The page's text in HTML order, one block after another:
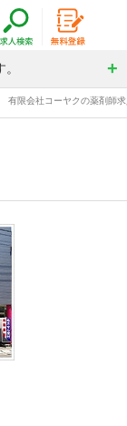
有限会社コーヤクの薬剤師